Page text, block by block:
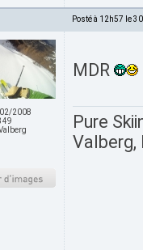
Posté à 12h57 le
2008
MDR
Pure
Valberg,